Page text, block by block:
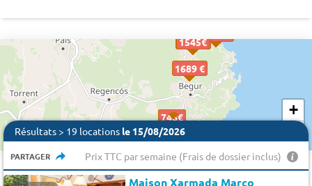
1689 €
4143 €
7696 €
746€
1545€
746€
1545€
746€
+
Résultats > 19 locations le 15/08/2026
PARTAGER Prix TTC par semaine (Frais de dossier inclus)
Maison Xarmada Marco